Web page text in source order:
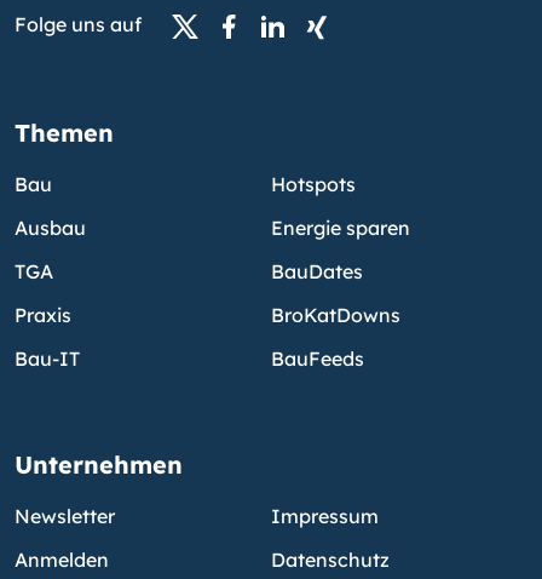
Folge uns auf
Themen
Bau
Ausbau
TGA
Praxis
Bau-IT
Hotspots
Energie sparen
BauDates
BroKatDowns
BauFeeds
Unternehmen
Newsletter
Anmelden
Impressum
Datenschutz